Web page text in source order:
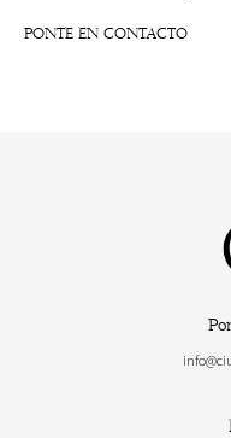
PONTE EN CONTACTO